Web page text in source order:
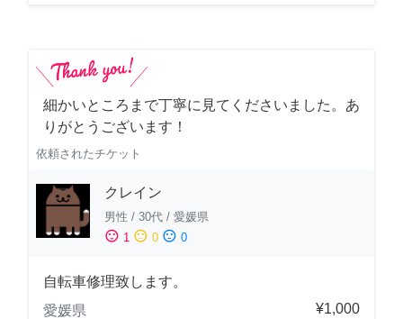
細かいところまで丁寧に見てくださいました。あ
りがとうございます！
依頼されたチケット
クレイン
男性 / 30代 / 愛媛県
sentiment_satisfied 1 sentiment_neutral 0 sentiment_dissatisfied 0
自転車修理致します。
愛媛県
¥1,000